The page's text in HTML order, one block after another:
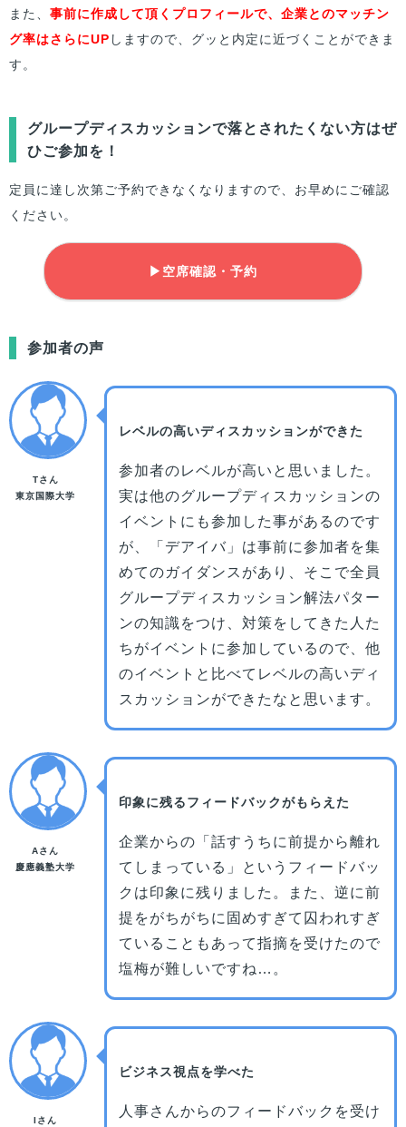
また、 事前に作成して頂くプロフィールで、企業とのマッチン
グ率はさらにUP しますので、グッと内定に近づくことができま
す。
グループディスカッションで落とされたくない方はぜ
ひご参加を！
定員に達し次第ご予約できなくなりますので、お早めにご確認
ください。
▶空席確認・予約
参加者の声
Tさん
東京国際大学
レベルの高いディスカッションができた
参加者のレベルが高いと思いました。
実は他のグループディスカッションの
イベントにも参加した事があるのです
が、「デアイバ」は事前に参加者を集
めてのガイダンスがあり、そこで全員
グループディスカッション解法パター
ンの知識をつけ、対策をしてきた人た
ちがイベントに参加しているので、他
のイベントと比べてレベルの高いディ
スカッションができたなと思います。
Aさん
慶應義塾大学
印象に残るフィードバックがもらえた
企業からの「話すうちに前提から離れ
てしまっている」というフィードバッ
クは印象に残りました。また、逆に前
提をがちがちに固めすぎて囚われすぎ
ていることもあって指摘を受けたので
塩梅が難しいですね…。
Iさん
ビジネス視点を学べた
人事さんからのフィードバックを受け